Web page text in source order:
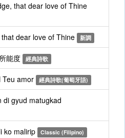
that dear love of Thine
dear love of Thine 新調
能度 經典詩歌
amor 經典詩歌(葡萄牙語)
gyud matugkad
ko malirip Classic (Filipino)